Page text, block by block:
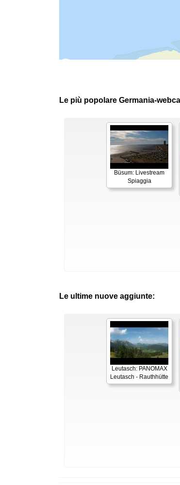
Le più popolare Germania-
Büsum: Livestream
Spiaggia
Le ultime nuove aggiunte:
Leutasch: PANOMAX
Leutasch - Rauthhütte